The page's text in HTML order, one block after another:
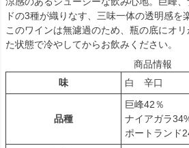
ドの3種が織りなす、三味一体の透明感を
このワインは無濾過のため、瓶の底にオ
た状態で冷やしてからお飲みください。
商品情報
味
白 辛口
品種
巨峰42％
ナイアガラ
ポートランド